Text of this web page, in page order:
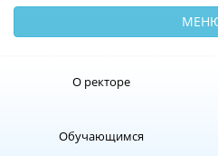
О ректоре
Обучающимся